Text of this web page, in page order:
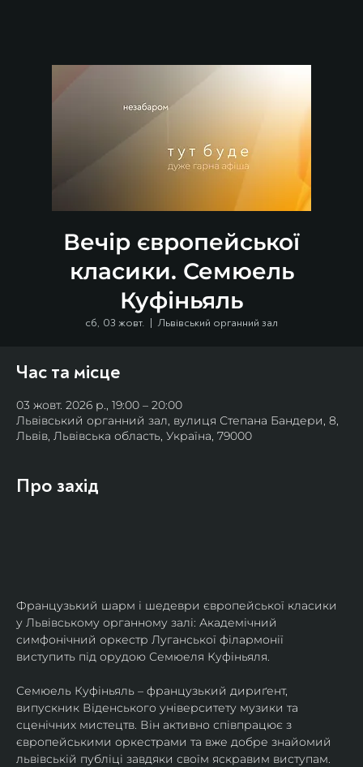
Вечір європейської
класики. Семюель
Куфіньяль
сб, 03 жовт.
  |
Львівський органний зал
Час та місце
03 жовт. 2026 р., 19:00 – 20:00
Львівський органний зал, вулиця Степана Бандери, 8,
Львів, Львівська область, Україна, 79000
Про захід
Французький шарм і шедеври європейської класики
у Львівському органному залі: Академічний
симфонічний оркестр Луганської філармонії
виступить під орудою Семюеля Куфіньяля.
Семюель Куфіньяль – французький дириґент,
випускник Віденського університету музики та
сценічних мистецтв. Він активно співпрацює з
європейськими оркестрами та вже добре знайомий
львівській публіці завдяки своїм яскравим виступам.